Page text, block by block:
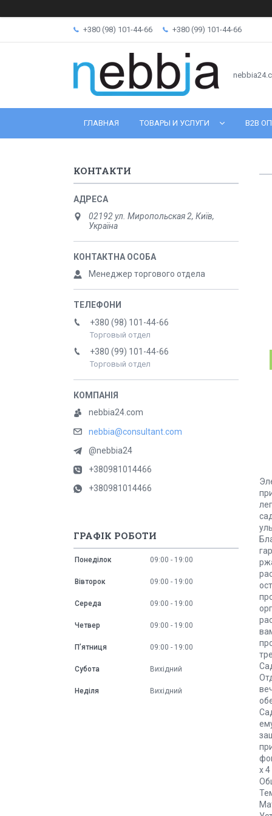
+380 (98) 101-44-66 +380 (99) 101-44-66
ГЛАВНАЯ ТОВАРЫ И УСЛУГИ B2B
x
КОНТАКТИ
02192 ул. Миропольская 2, Київ,
Україна
Менеджер торгового отдела
+380 (98) 101-44-66
Торговый отдел
+380 (99) 101-44-66
Торговый отдел
nebbia24.com
nebbia@consultant.com
@nebbia24
+380981014466
+380981014466
ГРАФІК РОБОТИ
Понеділок 09:00 19:00
Вівторок 09:00 19:00
Середа 09:00 19:00
Четвер 09:00 19:00
Пʼятниця 09:00 19:00
Субота Вихідний
Неділя Вихідний